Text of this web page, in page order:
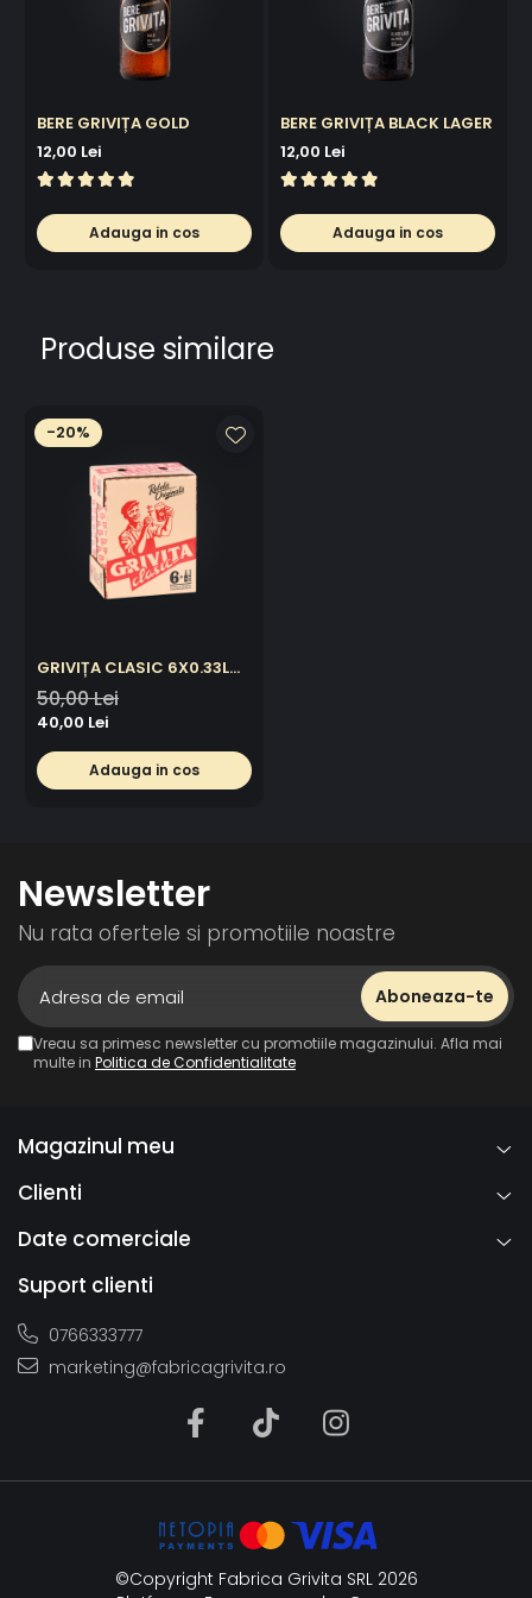
BERE GRIVIȚA GOLD
12,00 Lei
Adauga in cos
BERE GRIVIȚA BLACK LAGER
12,00 Lei
Adauga in cos
Produse similare
-20%
GRIVIȚA CLASIC 6X0.33L
PACK
50,00 Lei
40,00 Lei
Adauga in cos
Newsletter
Nu rata ofertele si promotiile noastre
Vreau sa primesc newsletter cu promotiile magazinului. Afla mai
multe in Politica de Confidentialitate
Magazinul meu
Clienti
Date comerciale
Suport clienti
0766333777
marketing@fabricagrivita.ro
©Copyright Fabrica Grivita SRL 2026